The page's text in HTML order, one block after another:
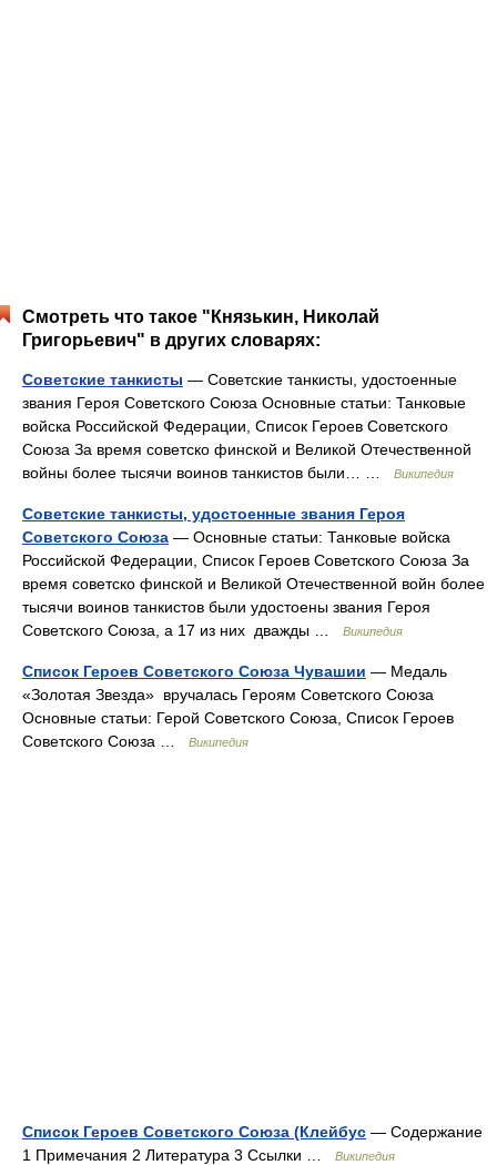
Смотреть что такое "Князькин, Николай
Григорьевич" в других словарях:
Советские танкисты — Советские танкисты, удостоенные
звания Героя Советского Союза Основные статьи: Танковые
войска Российской Федерации, Список Героев Советского
Союза За время советско финской и Великой Отечественной
войны более тысячи воинов танкистов были… …
Википедия
Советские танкисты, удостоенные звания Героя
Советского Союза — Основные статьи: Танковые войска
Российской Федерации, Список Героев Советского Союза За
время советско финской и Великой Отечественной войн более
тысячи воинов танкистов были удостоены звания Героя
Советского Союза, а 17 из них дважды …
Википедия
Список Героев Советского Союза Чувашии — Медаль
«Золотая Звезда» вручалась Героям Советского Союза
Основные статьи: Герой Советского Союза, Список Героев
Советского Союза …
Википедия
Список Героев Советского Союза (Клейбус — Содержание
1 Примечания 2 Литература 3 Ссылки …
Википедия